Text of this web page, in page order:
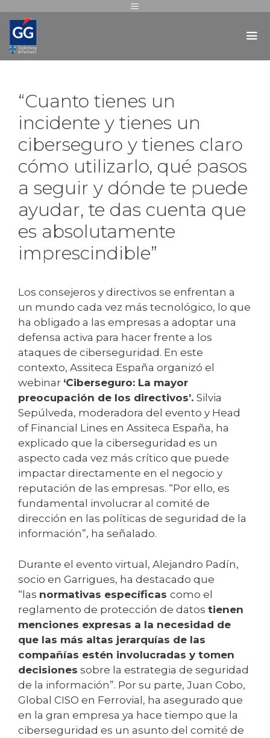
“Cuanto tienes un
incidente y tienes un
ciberseguro y tienes claro
cómo utilizarlo, qué pasos
a seguir y dónde te puede
ayudar, te das cuenta que
es absolutamente
imprescindible”
Los consejeros y directivos se enfrentan a
un mundo cada vez más tecnológico, lo que
ha obligado a las empresas a adoptar una
defensa activa para hacer frente a los
ataques de ciberseguridad. En este
contexto, Assiteca España organizó el
webinar ‘Ciberseguro: La mayor
preocupación de los directivos’. Silvia
Sepúlveda, moderadora del evento y Head
of Financial Lines en Assiteca España, ha
explicado que la ciberseguridad es un
aspecto cada vez más crítico que puede
impactar directamente en el negocio y
reputación de las empresas. “Por ello, es
fundamental involucrar al comité de
dirección en las políticas de seguridad de la
información”, ha señalado.
Durante el evento virtual, Alejandro Padín,
socio en Garrigues, ha destacado que
“las normativas específicas como el
reglamento de protección de datos tienen
menciones expresas a la necesidad de
que las más altas jerarquías de las
compañías estén involucradas y tomen
decisiones sobre la estrategia de seguridad
de la información”. Por su parte, Juan Cobo,
Global CISO en Ferrovial, ha asegurado que
en la gran empresa ya hace tiempo que la
ciberseguridad es un asunto del comité de